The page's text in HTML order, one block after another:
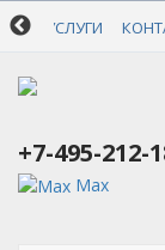
УСЛУГИ
+7-495-212-
Max